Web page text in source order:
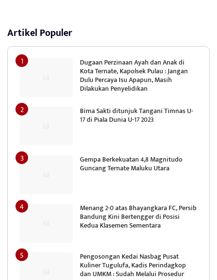
Artikel Populer
Dugaan Perzinaan Ayah dan Anak di
Kota Ternate, Kapolsek Pulau : Jangan
Dulu Percaya Isu Apapun, Masih
Dilakukan Penyelidikan
Bima Sakti ditunjuk Tangani Timnas U-
17 di Piala Dunia U-17 2023
Gempa Berkekuatan 4,8 Magnitudo
Guncang Ternate Maluku Utara
Menang 2-0 atas Bhayangkara FC, Persib
Bandung Kini Bertengger di Posisi
Kedua Klasemen Sementara
Pengosongan Kedai Nasbag Pusat
Kuliner Tugulufa, Kadis Perindagkop
dan UMKM : Sudah Melalui Prosedur